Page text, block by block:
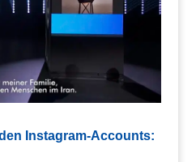
Instagram-Accounts: